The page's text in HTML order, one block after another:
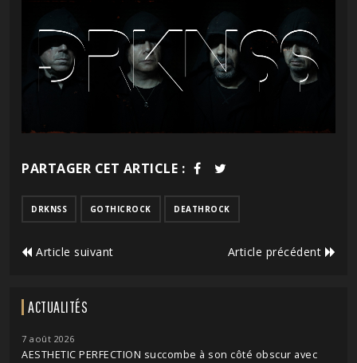
PARTAGER CET ARTICLE :
DRKNSS GOTHICROCK DEATHROCK
Article suivant Article précédent
ACTUALITÉS
7 août 2026
AESTHETIC PERFECTION succombe à son côté obscur avec